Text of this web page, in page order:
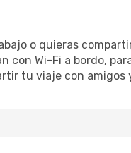
o quieras
con Wi-Fi a bordo,
tu viaje con amigos